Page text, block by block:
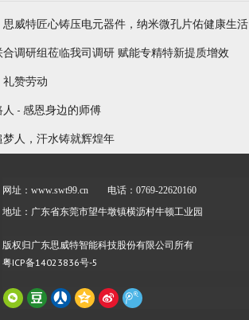
威特匠心铸压电元器件，纳米微孔片佑健康生活
调研组莅临我司调研 赋能专精特新提质增效
赞劳动
- 感恩身边的师傅
人，汗水铸就辉煌年
网址：www.swt99.cn 电话：0769-22620160
地址：广东省东莞市望牛墩镇横沥村牛顿工业园
版权归广东思威特智能科技股份有限公司所有
粤ICP备14023836号-5